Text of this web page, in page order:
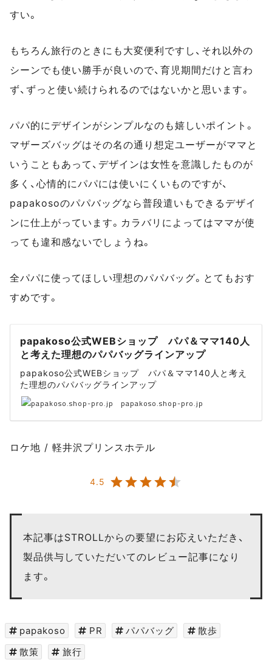
すい。
もちろん旅行のときにも大変便利ですし、それ以外の
シーンでも使い勝手が良いので、育児期間だけと言わ
ず、ずっと使い続けられるのではないかと思います。
パパ的にデザインがシンプルなのも嬉しいポイント。
マザーズバッグはその名の通り想定ユーザーがママと
いうこともあって、デザインは女性を意識したものが
多く、心情的にパパには使いにくいものですが、
papakosoのパパバッグなら普段遣いもできるデザイ
ンに仕上がっています。カラバリによってはママが使
っても違和感ないでしょうね。
全パパに使ってほしい理想のパパバッグ。とてもおす
すめです。
papakoso公式WEBショップ パパ＆ママ140人
と考えた理想のパパバッグラインアップ
papakoso公式WEBショップ パパ＆ママ140人と考え
た理想のパパバッグラインアップ
papakoso.shop-pro.jp
ロケ地 / 軽井沢プリンスホテル
4.5
本記事はSTROLLからの要望にお応えいただき、
製品供与していただいてのレビュー記事になり
ます。
papakoso PR パパバッグ
散歩
散策
旅行